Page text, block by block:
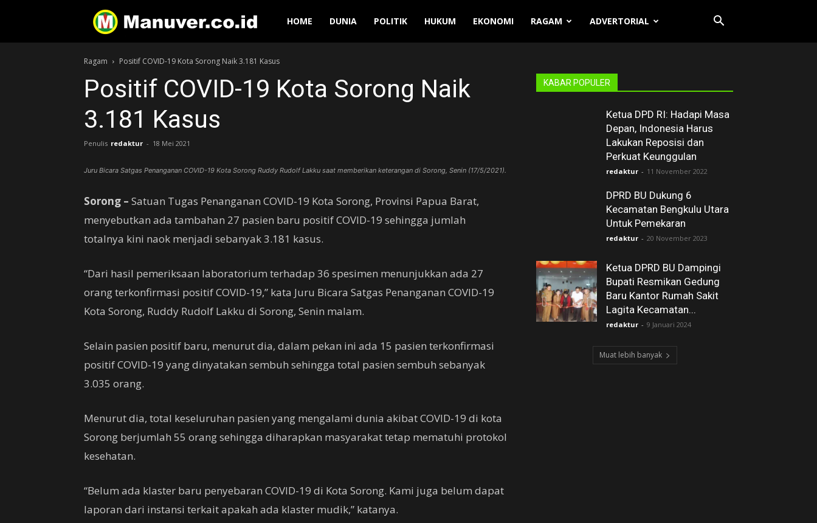
Manuver
HOME DUNIA POLITIK HUKUM EKONOMI RAGAM ADVERTORIAL
Ragam Positif COVID-19 Kota Sorong Naik 3.181 Kasus
Positif COVID-19 Kota Sorong Naik
3.181 Kasus
Penulis redaktur - 18 Mei 2021
Juru Bicara Satgas Penanganan COVID-19 Kota Sorong Ruddy Rudolf Lakku saat memberikan keterangan di Sorong, Senin (17/5/2021).
Sorong – Satuan Tugas Penanganan COVID-19 Kota Sorong, Provinsi Papua Barat,
menyebutkan ada tambahan 27 pasien baru positif COVID-19 sehingga jumlah
totalnya kini naok menjadi sebanyak 3.181 kasus.
“Dari hasil pemeriksaan laboratorium terhadap 36 spesimen menunjukkan ada 27
orang terkonfirmasi positif COVID-19,” kata Juru Bicara Satgas Penanganan COVID-19
Kota Sorong, Ruddy Rudolf Lakku di Sorong, Senin malam.
Selain pasien positif baru, menurut dia, dalam pekan ini ada 15 pasien terkonfirmasi
positif COVID-19 yang dinyatakan sembuh sehingga total pasien sembuh sebanyak
3.035 orang.
Menurut dia, total keseluruhan pasien yang mengalami dunia akibat COVID-19 di kota
Sorong berjumlah 55 orang sehingga diharapkan masyarakat tetap mematuhi protokol
kesehatan.
“Belum ada klaster baru penyebaran COVID-19 di Kota Sorong. Kami juga belum dapat
laporan dari instansi terkait apakah ada klaster mudik,” katanya.
KABAR POPULER
Ketua DPD RI: Hadapi Masa
Depan, Indonesia Harus
Lakukan Reposisi dan
Perkuat Keunggulan
redaktur - 11 November 2022
DPRD BU Dukung 6
Kecamatan Bengkulu Utara
Untuk Pemekaran
redaktur - 20 November 2023
Ketua DPRD BU Dampingi
Bupati Resmikan Gedung
Baru Kantor Rumah Sakit
Lagita Kecamatan...
redaktur - 9 Januari 2024
Muat lebih banyak